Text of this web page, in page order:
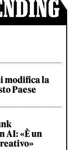
modifica la
Paese
AI: «È un